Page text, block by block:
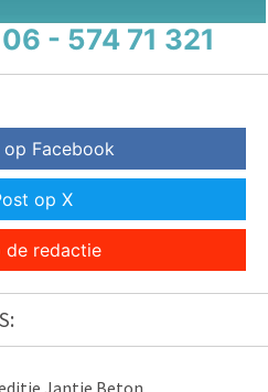
06 - 574 71 321
op Facebook
op X
de redactie